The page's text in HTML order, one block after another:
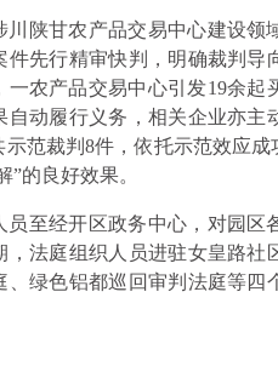
川陕甘农产品交易中心建设领
件先行精审快判，明确裁判
一农产品交易中心引发19余
动履行义务，相关企业亦
范裁判8件，依托示范效应
”的良好效果。
员至经开区政务中心，对园
，法庭组织人员进驻女皇路
、绿色铝都巡回审判法庭等